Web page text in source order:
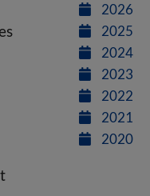
2026
2025
2024
2023
2022
2021
2020